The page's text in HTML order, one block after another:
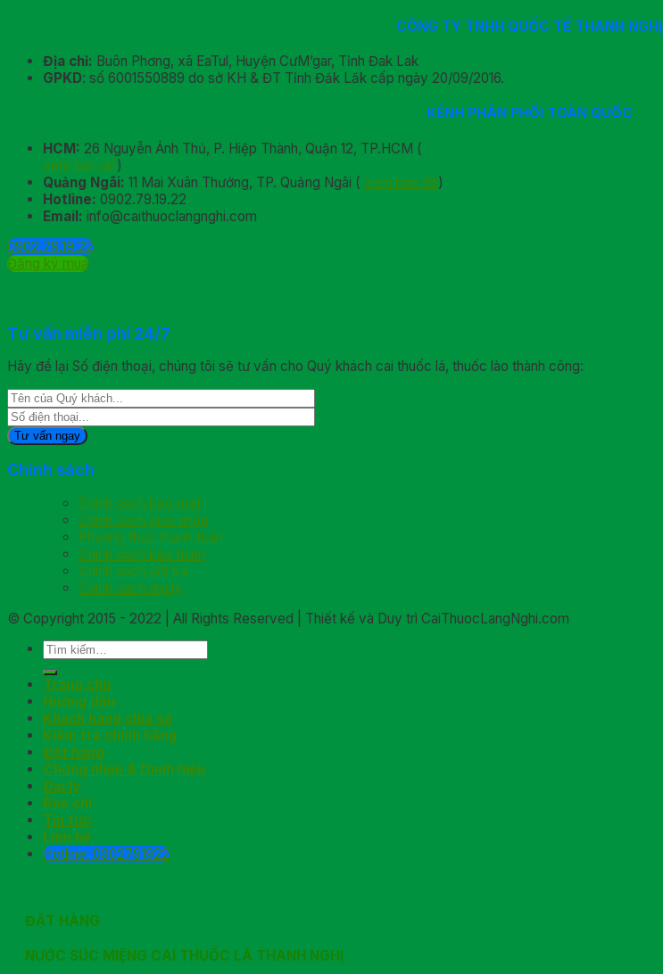
CÔNG TY TNHH QUỐC TẾ THANH NGHỊ
Địa chỉ: Buôn Phơng, xã EaTul, Huyện CưM’gar, Tỉnh Đak Lak
GPKD: số 6001550889 do sở KH & ĐT Tỉnh Đăk Lăk cấp ngày 20/09/2016.
KÊNH PHÂN PHỐI TOÀN QUỐC
HCM: 26 Nguyễn Ảnh Thủ, P. Hiệp Thành, Quận 12, TP.HCM (
xem bản đồ)
Quảng Ngãi: 11 Mai Xuân Thưởng, TP. Quảng Ngãi ( xem bản đồ)
Hotline: 0902.79.19.22
Email: info@caithuoclangnghi.com
0902.79.19.22
Đăng ký mua
Tư vấn miễn phí 24/7
Hãy để lại Số điện thoại, chúng tôi sẽ tư vấn cho Quý khách cai thuốc lá, thuốc lào thành công:
Chính sách
Chính sách bảo mật
Chính sách giao nhận
Phương thức thanh toán
Chính sách bảo hành
Chính sách đổi trả
Chính sách đại lý
© Copyright 2015 - 2022 | All Rights Reserved | Thiết kế và Duy trì CaiThuocLangNghi.com
Trang chủ
Hướng dẫn
Khách hàng chia sẻ
Kiểm tra chính hãng
Đặt hàng
Chứng nhận & Danh hiệu
Đại lý
Báo chí
Tin tức
Liên hệ
Hotline: 0902791922
ĐẶT HÀNG
NƯỚC SÚC MIỆNG CAI THUỐC LÁ THANH NGHỊ